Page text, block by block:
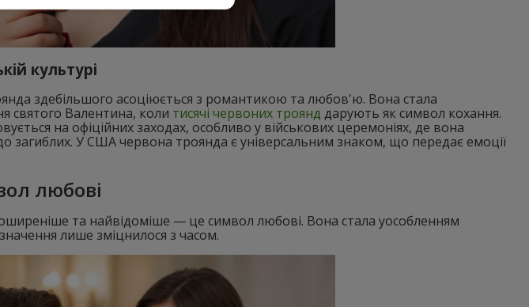
культурі
здебільшого асоціюється з романтикою та любов'ю. Вона стала
святого Валентина, коли тисячі червоних троянд дарують як символ кохання.
на офіційних заходах, особливо у військових церемоніях, де вона
загиблих. У США червона троянда є універсальним знаком, що передає емоції
любові
та найвідоміше — це символ любові. Вона стала уособленням
лише зміцнилося з часом.